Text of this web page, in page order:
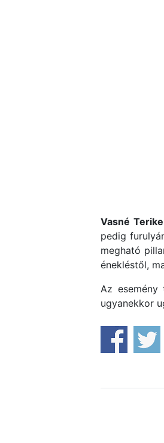
Vasné Terike
pedig
megható
énekléstől,
Az
ugyanekkor